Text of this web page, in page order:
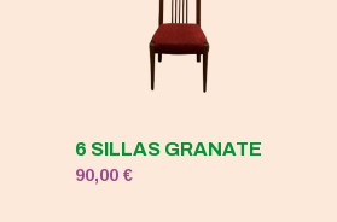
6 SILLAS GRANATE
90,00€